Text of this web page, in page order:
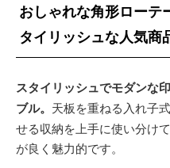
おしゃれな角形ローテ
タイリッシュな人気商
スタイリッシュでモダンな
ブル。 天板を重ねる入れ子
せる収納を上手に使い分け
が良く魅力的です。